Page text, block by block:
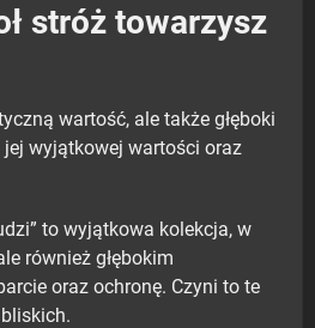
stróż towarzysz
wartość, ale także głęboki
wyjątkowej wartości oraz
to wyjątkowa kolekcja, w
również głębokim
oraz ochronę. Czyni to te